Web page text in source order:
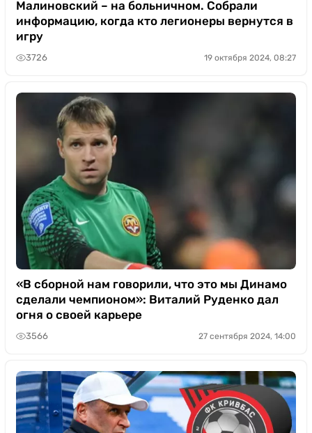
Малиновский – на больничном. Собрали
информацию, когда кто легионеры вернутся в
игру
3726 19 октября 2024, 08:27
«В сборной нам говорили, что это мы Динамо
сделали чемпионом»: Виталий Руденко дал
огня о своей карьере
3566 27 сентября 2024, 14:00